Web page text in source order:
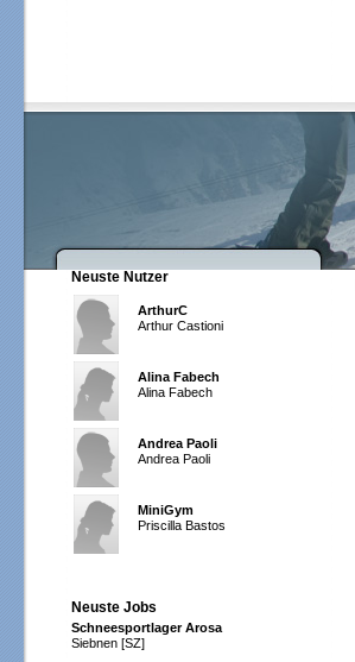
Neuste Nutzer
ArthurC
Arthur Castioni
Alina Fabech
Alina Fabech
Andrea Paoli
Andrea Paoli
MiniGym
Priscilla Bastos
Neuste Jobs
Schneesportlager Arosa
Siebnen [SZ]